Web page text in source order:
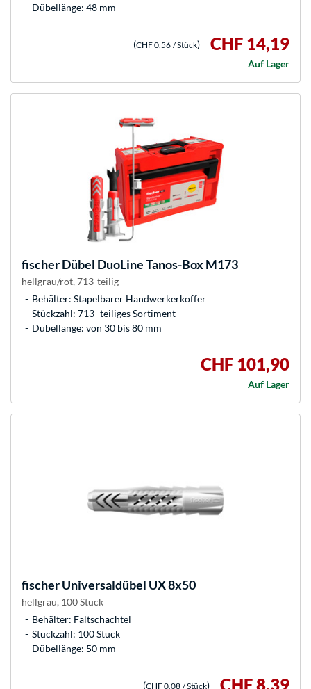
Dübellänge: 48 mm
(CHF 0,56 / Stück) CHF 14,19
Auf Lager
fischerDübel DuoLine Tanos-Box M173
hellgrau/rot, 713-teilig
Behälter: Stapelbarer Handwerkerkoffer
Stückzahl: 713 -teiliges Sortiment
Dübellänge: von 30 bis 80 mm
CHF 101,90
Auf Lager
fischerUniversaldübel UX 8x50
hellgrau, 100 Stück
Behälter: Faltschachtel
Stückzahl: 100 Stück
Dübellänge: 50 mm
(CHF 0,08 / Stück) CHF 8,39